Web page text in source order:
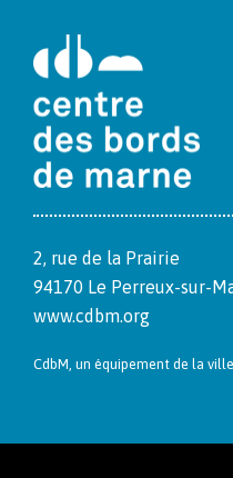
2, rue de la Prairie
94170 Le Per­reux-sur-
www.cdbm.org
CdbM, un équipement de la